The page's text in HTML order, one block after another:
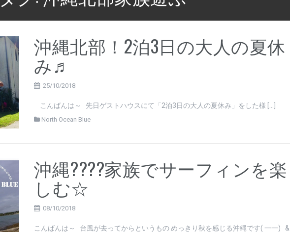
沖縄北部！2泊3日の大人の夏休
み♬
25/10/2018
こんばんは～ 先日ゲストハウスにて「2泊3日の大人の夏休み」をした様 […]
North Ocean Blue
沖縄????家族でサーフィンを楽
しむ☆
08/10/2018
こんばんは～ 台風が去ってからというもの めっきり秋を感じる沖縄です( 一一) &